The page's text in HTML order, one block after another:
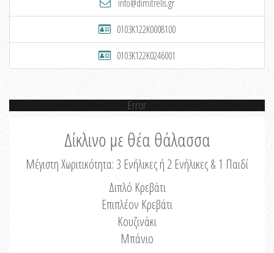
info@dimitrelis.gr
0103K122K0008100
0103K122K0246001
Error
Δίκλινο με θέα θάλασσα
Μέγιστη Χωριτικότητα: 3 Ενήλικες ή 2 Ενήλικες & 1 Παιδί
Διπλό Κρεβάτι
Επιπλέον Κρεβάτι
Κουζινάκι
Μπάνιο